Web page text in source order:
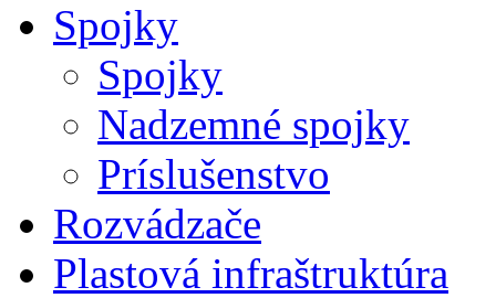
Spojky
Spojky
Nadzemné spojky
Príslušenstvo
Rozvádzače
Plastová infraštruktúra